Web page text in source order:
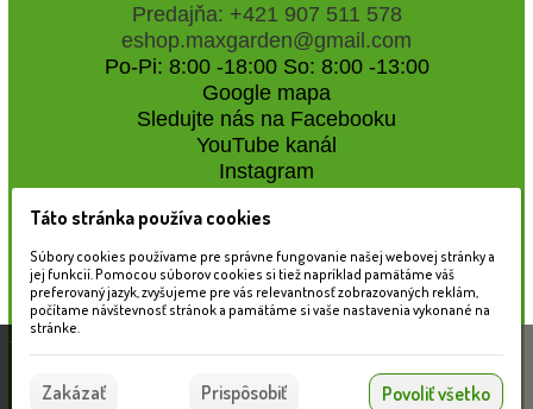
Predajňa: +421 907 511 578
eshop.maxgarden@gmail.com
Po-Pi: 8:00 -18:00 So: 8:00 -13:00
Google mapa
Sledujte nás na Facebooku
YouTube kanál
Instagram
Naše záhradné centrum
Táto stránka používa súbory cookies, ktoré nám
pomáhajú poskytovať služby. Používaním našich
služieb vyjadrujete súhlas s používaním súborov
Súhlasím
Táto stránka používa cookies
Súbory cookies používame pre správne fungovanie našej webovej stránky a
jej funkcií. Pomocou súborov cookies si tiež napríklad pamätáme váš
preferovaný jazyk, zvyšujeme pre vás relevantnosť zobrazovaných reklám,
počítame návštevnosť stránok a pamätáme si vaše nastavenia vykonané na
stránke.
Zakázať Prispôsobiť Povoliť všetko